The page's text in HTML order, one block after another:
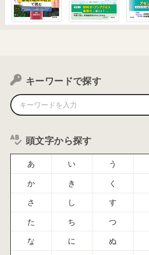
キーワードで探す
頭文字から探す
あ い う
か き く
さ し す
た ち つ
な に ぬ